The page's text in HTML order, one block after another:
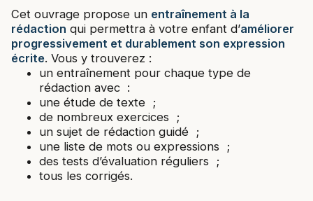
Cet ouvrage propose un entraînement à la
rédaction qui permettra à votre enfant d’améliorer
progressivement et durablement son expression
écrite. Vous y trouverez :
un entraînement pour chaque type de
rédaction avec :
une étude de texte ;
de nombreux exercices ;
un sujet de rédaction guidé ;
une liste de mots ou expressions ;
des tests d’évaluation réguliers ;
tous les corrigés.